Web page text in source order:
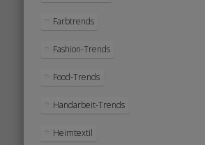
Farbtrends
Fashion-Trends
Food-Trends
Handarbeit-Trends
Heimtextil